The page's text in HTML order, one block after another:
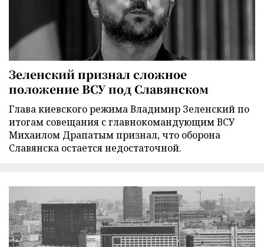
Зеленский признал сложное
положение ВСУ под Славянском
Глава киевского режима Владимир Зеленский по
итогам совещания с главнокомандующим ВСУ
Михаилом Драпатым признал, что оборона
Славянска остается недостаточной.